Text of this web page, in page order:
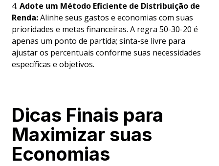
4. Adote um Método Eficiente de Distribuição de
Renda:Alinhe seus gastos e economias com suas
prioridades e metas financeiras. A regra 50-30-20 é
apenas um ponto de partida; sinta-se livre para
ajustar os percentuais conforme suas necessidades
específicas e objetivos.
Dicas Finais para
Maximizar suas
Economias